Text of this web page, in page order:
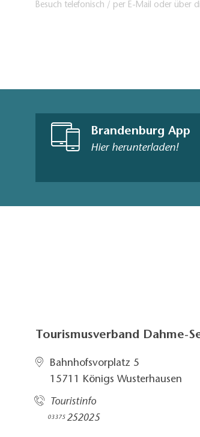
Besuch telefonisch / per E-Mail oder über
Brandenburg App
Hier herunterladen!
Tourismusverband Dahme-
Bahnhofsvorplatz 5​
15711 Königs Wusterhausen
Touristinfo
03375252025​